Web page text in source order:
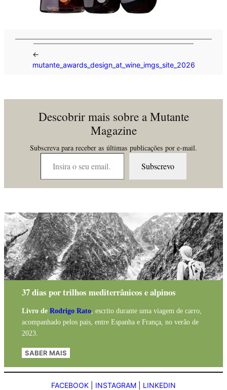
←
mutante_awards_design_at_wine_imgs_site_2026
Descobrir mais sobre a Mutante
Magazine
Subscreva para receber as últimas publicações por e-mail.
Insira o seu email…
Subscrevo
37 dias por trilhos mediterrânicos e alpinos
Livro de Rodrigo Rato, escrito durante uma viagem de carro,
acompanhado pelos pais, entre Espanha e França, no verão de
2023.
SABER MAIS
FACEBOOK INSTAGRAM LINKEDIN